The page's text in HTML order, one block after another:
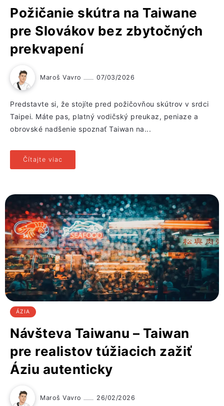
Požičanie skútra na Taiwane
pre Slovákov bez zbytočných
prekvapení
Maroš Vavro 07/03/2026
Predstavte si, že stojíte pred požičovňou skútrov v srdci
Taipei. Máte pas, platný vodičský preukaz, peniaze a
obrovské nadšenie spoznať Taiwan na...
Čítajte viac
ÁZIA
Návšteva Taiwanu – Taiwan
pre realistov túžiacich zažiť
Áziu autenticky
Maroš Vavro 26/02/2026